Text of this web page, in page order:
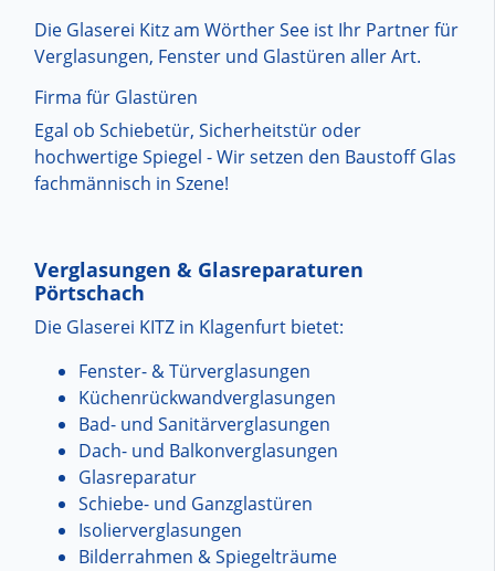
Die Glaserei Kitz am Wörther See ist Ihr Partner für
Verglasungen, Fenster und Glastüren aller Art.
Firma für Glastüren
Egal ob Schiebetür, Sicherheitstür oder
hochwertige Spiegel - Wir setzen den Baustoff Glas
fachmännisch in Szene!
Verglasungen & Glasreparaturen
Pörtschach
Die Glaserei KITZ in Klagenfurt bietet:
Fenster- & Türverglasungen
Küchenrückwandverglasungen
Bad- und Sanitärverglasungen
Dach- und Balkonverglasungen
Glasreparatur
Schiebe- und Ganzglastüren
Isolierverglasungen
Bilderrahmen & Spiegelträume